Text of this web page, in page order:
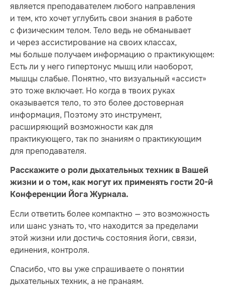
является преподавателем любого направления
и тем, кто хочет углубить свои знания в работе
с физическим телом. Тело ведь не обманывает
и через ассистирование на своих классах,
мы больше получаем информацию о практикующем:
Есть ли у него гипертонус мышц или наоборот,
мышцы слабые. Понятно, что визуальный «ассист»
это тоже включает. Но когда в твоих руках
оказывается тело, то это более достоверная
информация, Поэтому это инструмент,
расширяющий возможности как для
практикующего, так по знаниям о практикующим
для преподавателя.
Расскажите о роли дыхательных техник в Вашей
жизни и о том, как могут их применять гости 20-й
Конференции Йога Журнала.
Если ответить более компактно — это возможность
или шанс узнать то, что находится за пределами
этой жизни или достичь состояния йоги, связи,
единения, контроля.
Спасибо, что вы уже спрашиваете о понятии
дыхательных техник, а не пранаям.